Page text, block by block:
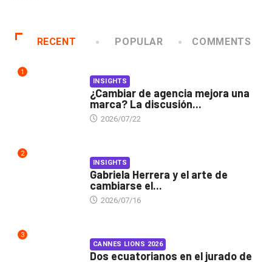
RECENT POPULAR COMMENTS
1
INSIGHTS
¿Cambiar de agencia mejora una
marca? La discusión...
2026/07/22
2
INSIGHTS
Gabriela Herrera y el arte de
cambiarse el...
2026/07/16
3
CANNES LIONS 2026
Dos ecuatorianos en el jurado de